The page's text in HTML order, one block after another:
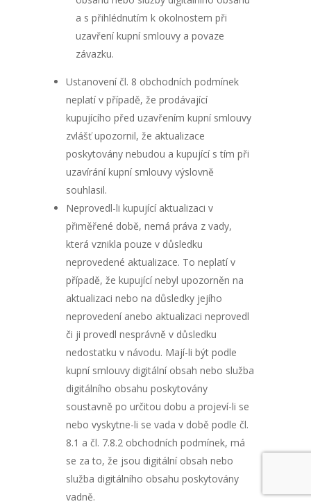
a s přihlédnutím k okolnostem při
uzavření kupní smlouvy a povaze
závazku.
Ustanovení čl. 8 obchodních podmínek
neplatí v případě, že prodávající
kupujícího před uzavřením kupní smlouvy
zvlášť upozornil, že aktualizace
poskytovány nebudou a kupující s tím při
uzavírání kupní smlouvy výslovně
souhlasil.
Neprovedl-li kupující aktualizaci v
přiměřené době, nemá práva z vady,
která vznikla pouze v důsledku
neprovedené aktualizace. To neplatí v
případě, že kupující nebyl upozorněn na
aktualizaci nebo na důsledky jejího
neprovedení anebo aktualizaci neprovedl
či ji provedl nesprávně v důsledku
nedostatku v návodu. Mají-li být podle
kupní smlouvy digitální obsah nebo služba
digitálního obsahu poskytovány
soustavně po určitou dobu a projeví-li se
nebo vyskytne-li se vada v době podle čl.
8.1 a čl. 7.8.2 obchodních podmínek, má
se za to, že jsou digitální obsah nebo
služba digitálního obsahu poskytovány
vadně.